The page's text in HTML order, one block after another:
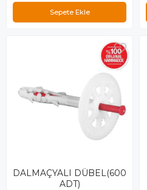
Sepete Ekle
DALMAÇYALI DÜBEL(600
ADT)